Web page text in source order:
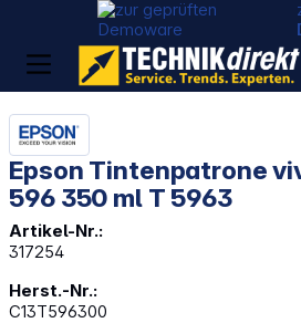
Epson Tintenpatrone
596 350 ml T 5963
Artikel-Nr.:
317254
Herst.-Nr.:
C13T596300